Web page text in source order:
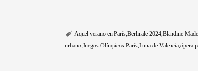
Aquel verano en París Berlinale 2024 Blandine
urbano Juegos Olímpicos París Luna de Valencia ópera